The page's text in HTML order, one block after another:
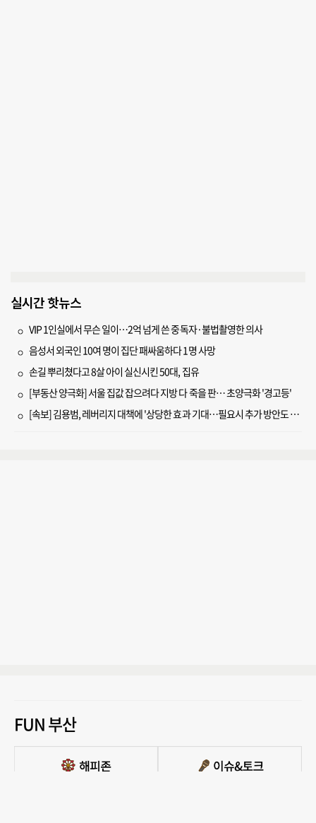
실시간 핫뉴스
VIP 1인실에서 무슨 일이…2억 넘게 쓴 중독자·불법촬영한 의사
음성서 외국인 10여 명이 집단 패싸움하다 1명 사망
손길 뿌리쳤다고 8살 아이 실신시킨 50대, 집유
[부동산 양극화] 서울 집값 잡으려다 지방 다 죽을 판… 초양극화 '경고등'
[속보] 김용범, 레버리지 대책에 '상당한 효과 기대…필요시 추가 방안도 검토'
FUN 부산